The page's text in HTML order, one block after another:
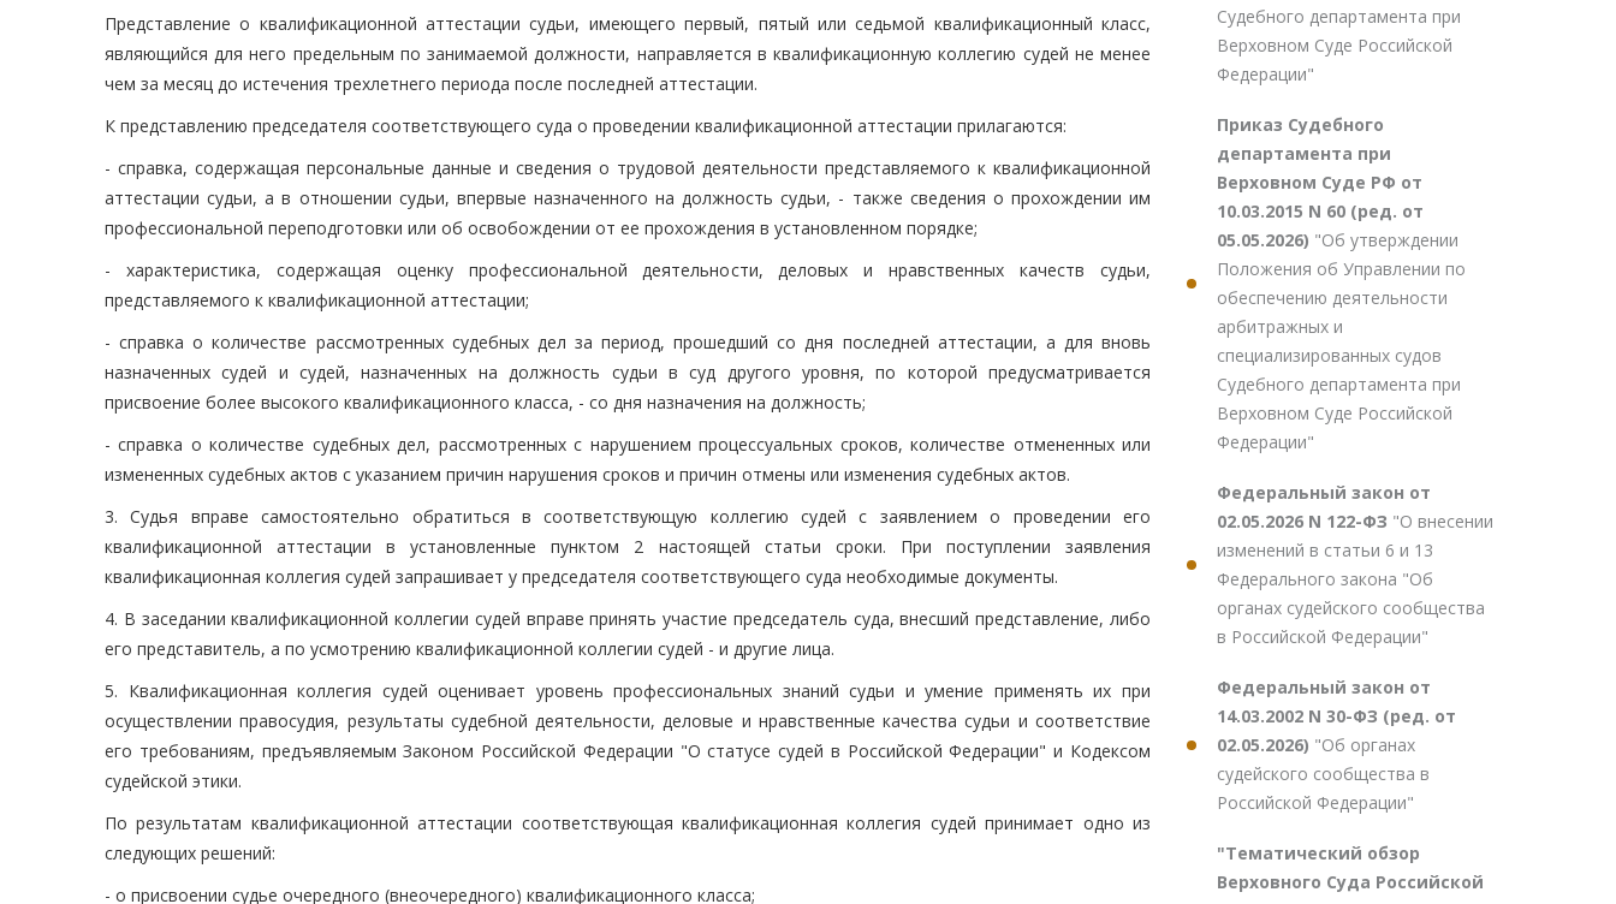
Представление о квалификационной аттестации судьи, имеющего первый, пятый или седьмой квалификационный класс,
являющийся для него предельным по занимаемой должности, направляется в квалификационную коллегию судей не менее
чем за месяц до истечения трехлетнего периода после последней аттестации.
К представлению председателя соответствующего суда о проведении квалификационной аттестации прилагаются:
- справка, содержащая персональные данные и сведения о трудовой деятельности представляемого к квалификационной
аттестации судьи, а в отношении судьи, впервые назначенного на должность судьи, - также сведения о прохождении им
профессиональной переподготовки или об освобождении от ее прохождения в установленном порядке;
- характеристика, содержащая оценку профессиональной деятельности, деловых и нравственных качеств судьи,
представляемого к квалификационной аттестации;
- справка о количестве рассмотренных судебных дел за период, прошедший со дня последней аттестации, а для вновь
назначенных судей и судей, назначенных на должность судьи в суд другого уровня, по которой предусматривается
присвоение более высокого квалификационного класса, - со дня назначения на должность;
- справка о количестве судебных дел, рассмотренных с нарушением процессуальных сроков, количестве отмененных или
измененных судебных актов с указанием причин нарушения сроков и причин отмены или изменения судебных актов.
3. Судья вправе самостоятельно обратиться в соответствующую коллегию судей с заявлением о проведении его
квалификационной аттестации в установленные пунктом 2 настоящей статьи сроки. При поступлении заявления
квалификационная коллегия судей запрашивает у председателя соответствующего суда необходимые документы.
4. В заседании квалификационной коллегии судей вправе принять участие председатель суда, внесший представление, либо
его представитель, а по усмотрению квалификационной коллегии судей - и другие лица.
5. Квалификационная коллегия судей оценивает уровень профессиональных знаний судьи и умение применять их при
осуществлении правосудия, результаты судебной деятельности, деловые и нравственные качества судьи и соответствие
его требованиям, предъявляемым Законом Российской Федерации "О статусе судей в Российской Федерации" и Кодексом
судейской этики.
По результатам квалификационной аттестации соответствующая квалификационная коллегия судей принимает одно из
следующих решений:
- о присвоении судье очередного (внеочередного) квалификационного класса;
Судебного департамента при
Верховном Суде Российской
Федерации"
Приказ Судебного
департамента при
Верховном Суде РФ от
10.03.2015 N 60 (ред. от
05.05.2026) "Об утверждении
Положения об Управлении по
обеспечению деятельности
арбитражных и
специализированных судов
Судебного департамента при
Верховном Суде Российской
Федерации"
Федеральный закон от
02.05.2026 N 122-ФЗ "О внесении
изменений в статьи 6 и 13
Федерального закона "Об
органах судейского сообщества
в Российской Федерации"
Федеральный закон от
14.03.2002 N 30-ФЗ (ред. от
02.05.2026) "Об органах
судейского сообщества в
Российской Федерации"
"Тематический обзор
Верховного Суда Российской